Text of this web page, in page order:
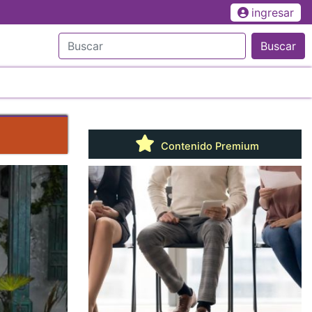
ingresar
Buscar
Contenido Premium